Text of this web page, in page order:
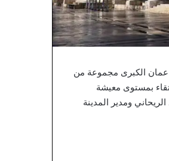
عمان الكبرى مجموعة من
بمستوى معيشة
ومدير المدينة